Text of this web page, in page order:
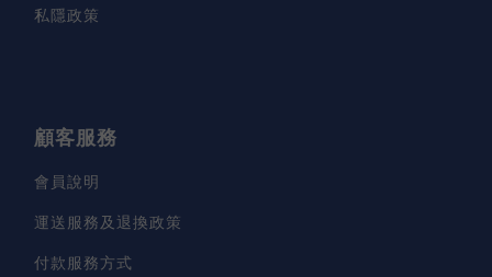
私隱政策
顧客服務
會員說明
運送服務及退換政策
付款服務方式